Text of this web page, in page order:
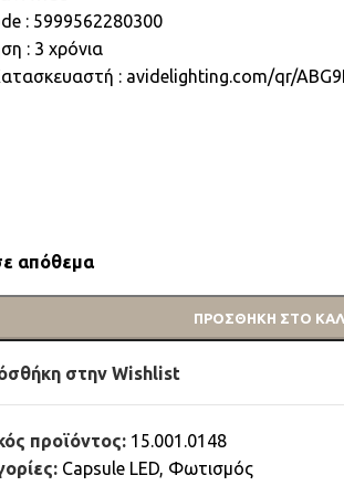
: 5999562280300
: 3 χρόνια
: avidelighting.com/qr/
απόθεμα
ΠΡΟΣΘΉΚΗ ΣΤΟ
στην Wishlist
προϊόντος: 15.001.0148
Capsule LED, Φωτισμός